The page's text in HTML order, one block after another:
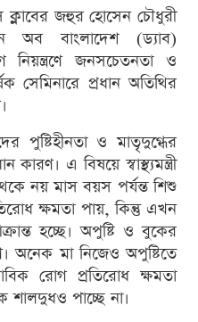
জহুর হোসেন চৌধুরী
অব বাংলাদেশ (ড্যাব)
জনসচেতনতা ও
সেমিনারে প্রধান অতিথির
পুষ্টিহীনতা ও মাতৃদুগ্ধের
এ বিষয়ে স্বাস্থ্যমন্ত্রী
নয় মাস বয়স পর্যন্ত শিশু
ক্ষমতা পায়, কিন্তু এখন
হচ্ছে। অপুষ্টি ও বুকের
অনেক মা নিজেও অপুষ্টিতে
রোগ প্রতিরোধ ক্ষমতা
শালদুধও পাচ্ছে না।